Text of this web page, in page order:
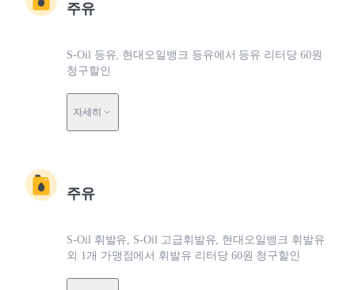
주유
S-Oil 등유, 현대오일뱅크 등유에서 등유 리터당 60원
청구할인
자세히
주유
S-Oil 휘발유, S-Oil 고급휘발유, 현대오일뱅크 휘발유
외 1개 가맹점에서 휘발유 리터당 60원 청구할인